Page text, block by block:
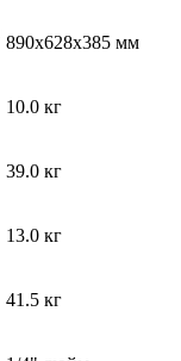
890x628x385 мм
10.0 кг
39.0 кг
13.0 кг
41.5 кг